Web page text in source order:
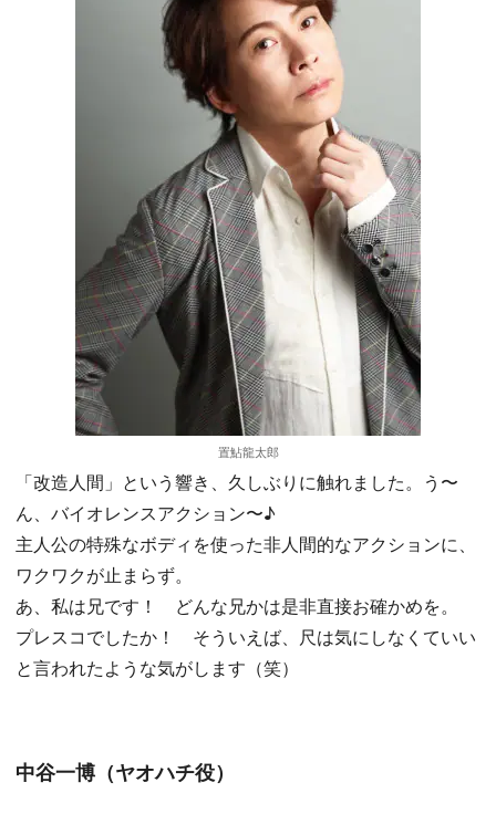
置鮎龍太郎
「改造人間」という響き、久しぶりに触れました。う〜
ん、バイオレンスアクション〜♪
主人公の特殊なボディを使った非人間的なアクションに、
ワクワクが止まらず。
あ、私は兄です！ どんな兄かは是非直接お確かめを。
プレスコでしたか！ そういえば、尺は気にしなくていい
と言われたような気がします（笑）
中谷一博（ヤオハチ役）